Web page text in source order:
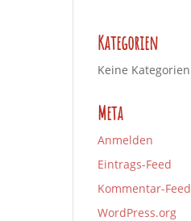
Kategorien
Keine Kategorien
Meta
Anmelden
Eintrags-Feed
Kommentar-Feed
WordPress.org